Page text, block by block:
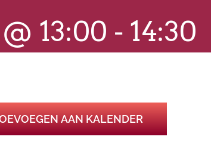
13:00 - 14:30
AAN KALENDER